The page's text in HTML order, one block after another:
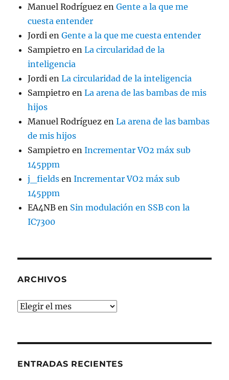
Manuel Rodríguez enGente a la que me
cuesta entender
Jordi enGente a la que me cuesta entender
Sampietro enLa circularidad de la
inteligencia
Jordi enLa circularidad de la inteligencia
Sampietro enLa arena de las bambas de mis
hijos
Manuel Rodríguez enLa arena de las bambas
de mis hijos
Sampietro enIncrementar VO2 máx sub
145ppm
j_fields enIncrementar VO2 máx sub
145ppm
EA4NB en Sin modulación en SSB con la
IC7300
ARCHIVOS
Archivos
ENTRADAS RECIENTES